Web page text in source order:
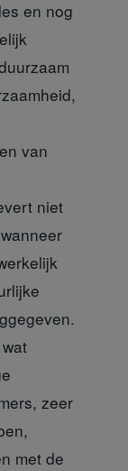
en nog
van
niet
zeer
met de